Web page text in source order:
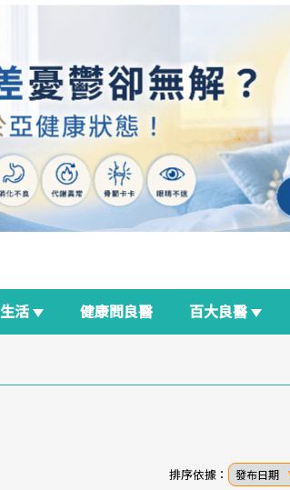
生活 健康問良醫 百大良醫
排序依據： 發布日期
良醫生活祭